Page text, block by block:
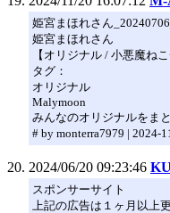
姫宮まほれさん
姫宮まほれさん
【オリジナル / 小悪魔ね
タグ：
オリジナル
Malymoon
みんなのオリジナルをま
# by monterra7979 | 2024-
2024/06/20 09:23:46
スポンサーサイト
上記の広告は１ヶ月以上